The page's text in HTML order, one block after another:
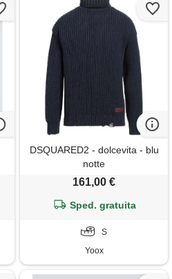
DSQUARED2 - dolcevita - blu
notte
161,00 €
Sped. gratuita
S
Yoox